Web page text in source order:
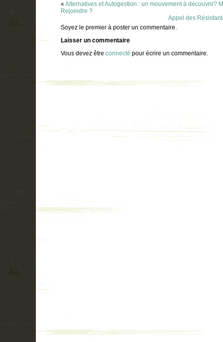
« Alternatives et Autogestion : un mouvement à découvrir?
Rejoindre ?
Appel des
Soyez le premier à poster un commentaire.
Laisser un commentaire
Vous devez être connecté pour écrire un commentaire.